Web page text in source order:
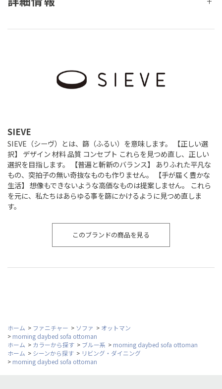
SIEVE
SIEVE（シーヴ）とは、篩（ふるい）を意味します。 【正しい選
択】 デザイン 材料 品質 コンセプト これらを見つめ直し、正しい
選択を目指します。 【普遍と斬新のバランス】 ありふれた平凡な
もの、突拍子の無い奇抜なものも作りません。 【手が届く豊かな
生活】 想像もできないような高価なものは提案しません。 これら
を元に、私たちはあらゆる事を篩にかけるように見つめ直しま
す。
このブランドの商品を見る
ホーム > ファニチャー > ソファ > オットマン
> morning daybed sofa ottoman
ホーム > カラーから探す > ブルー系 > morning daybed sofa ottoman
ホーム > シーンから探す > リビング・ダイニング
> morning daybed sofa ottoman